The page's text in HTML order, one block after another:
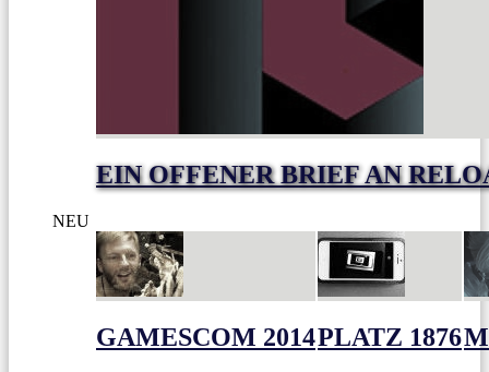
EIN OFFENER BRIEF AN
NEU
GAMESCOM 2014PLATZ 1876